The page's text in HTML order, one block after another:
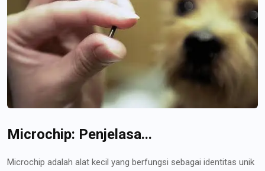
Microchip: Penjelasa...
Microchip adalah alat kecil yang berfungsi sebagai identitas unik